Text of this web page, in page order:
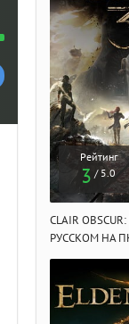
Рейтинг
3 / 5.0
CLAIR
РУССКОМ НА